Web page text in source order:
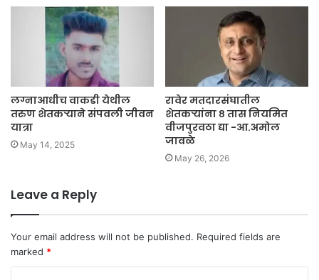
लग्नाआधीच वाकडी येथील
तरुण शेतकऱ्याने संपवली जीवन
यात्रा
May 14, 2025
रावेर मतदारसंघातील
शेतकऱ्यांना ८ तास नियमित
वीजपुरवठा द्या -आ.अमोल
जावळे
May 26, 2026
Leave a Reply
Your email address will not be published. Required fields are
marked *